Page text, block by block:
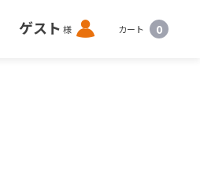
ゲスト 様 ロ
グ
カート 0